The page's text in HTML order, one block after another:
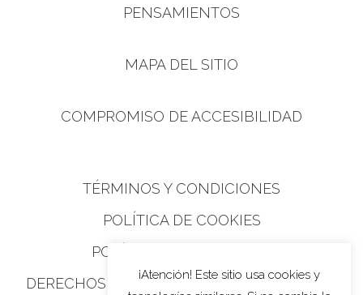
PENSAMIENTOS
MAPA DEL SITIO
COMPROMISO DE ACCESIBILIDAD
TÉRMINOS Y CONDICIONES
POLÍTICA DE COOKIES
POLÍTICA DE PRIVACIDAD
DERECHOS DE PRIVACIDAD DE CALIFORNIA
¡Atención! Este sitio usa cookies y